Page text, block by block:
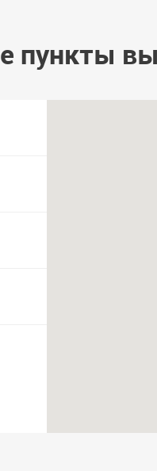
пункты